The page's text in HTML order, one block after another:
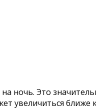
ночь. Это
увеличиться ближе